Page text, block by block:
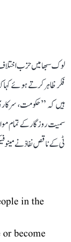
لوک سبھا میں حزب
فکر ظاہر کرتے ہوئے کہا
ہیں کہ ’’حکومت،
سمیت روزگار کے تمام
ٹی کے ناقص نفاذ نے
in the
become